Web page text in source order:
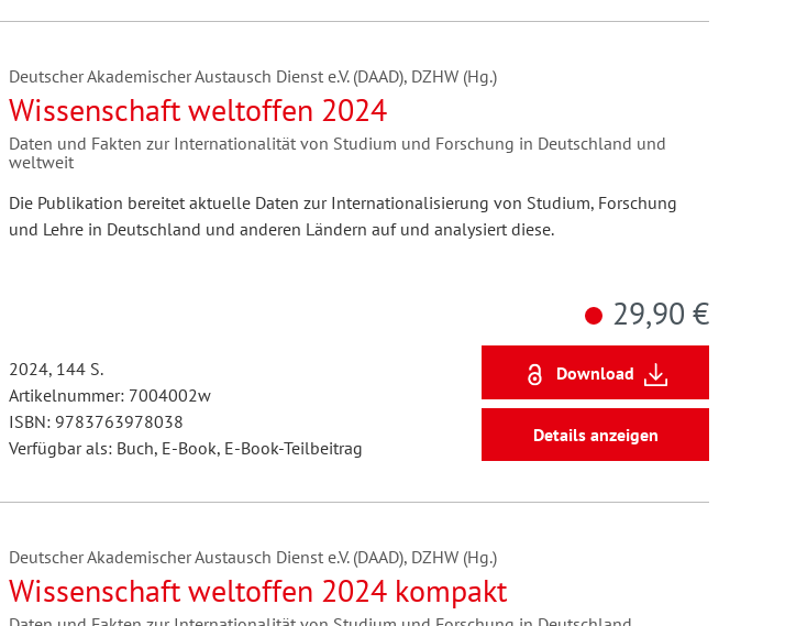
Deutscher Akademischer Austausch Dienst e.V. (DAAD), DZHW (Hg.)
Wissenschaft weltoffen 2024
Daten und Fakten zur Internationalität von Studium und Forschung in Deutschland und
weltweit
Die Publikation bereitet aktuelle Daten zur Internationalisierung von Studium, Forschung
und Lehre in Deutschland und anderen Ländern auf und analysiert diese.
2024, 144 S.
Artikelnummer: 7004002w
ISBN: 9783763978038
Verfügbar als: Buch, E-Book, E-Book-Teilbeitrag
29,90 €
Download
Details anzeigen
Deutscher Akademischer Austausch Dienst e.V. (DAAD), DZHW (Hg.)
Wissenschaft weltoffen 2024 kompakt